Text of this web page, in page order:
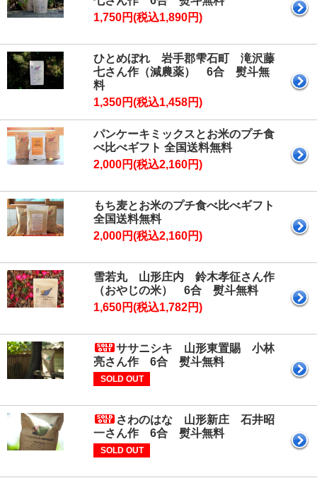
1,750円(税込1,890円)
ひとめぼれ 岩手郡雫石町 滝沢藤
七さん作（減農薬） 6合 熨斗無
料
1,350円(税込1,458円)
パンケーキミックスとお米のプチ食
べ比べギフト 全国送料無料
2,000円(税込2,160円)
もち麦とお米のプチ食べ比べギフト
全国送料無料
2,000円(税込2,160円)
雪若丸 山形庄内 鈴木孝征さん作
（おやじの米） 6合 熨斗無料
1,650円(税込1,782円)
ササニシキ 山形東置賜 小林
亮さん作 6合 熨斗無料
SOLD OUT
さわのはな 山形新庄 石井昭
一さん作 6合 熨斗無料
SOLD OUT